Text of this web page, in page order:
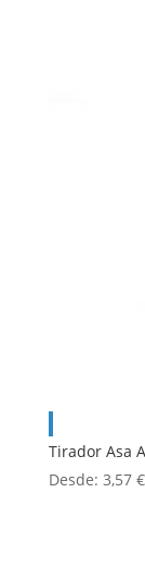
Tirador Asa
Desde: 3,57 €